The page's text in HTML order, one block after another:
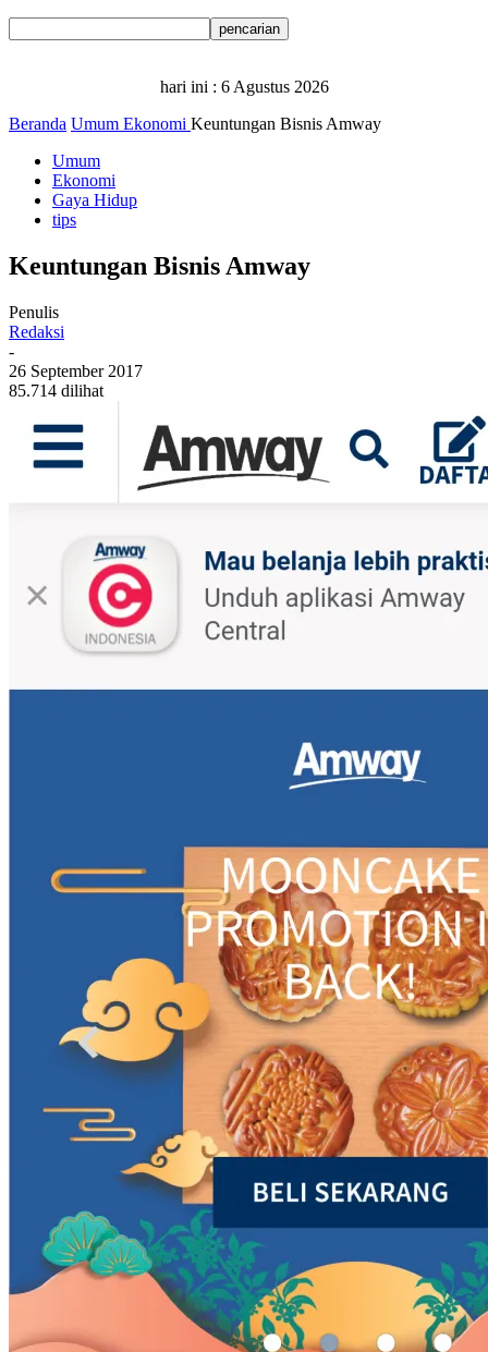
hari ini : 6 Agustus 2026
Beranda Umum Ekonomi Keuntungan Bisnis Amway
Umum
Ekonomi
Gaya Hidup
tips
Keuntungan Bisnis Amway
Penulis
Redaksi
-
26 September 2017
85.714 dilihat